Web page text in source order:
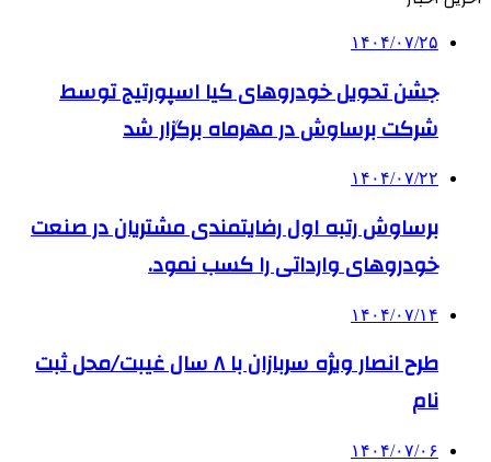
۱۴۰۴/۰۷/۲۵
جشن تحویل خودروهای کیا اسپورتیج توسط
شرکت برساوش در مهرماه برگزار شد
۱۴۰۴/۰۷/۲۲
برساوش رتبه اول رضایتمندی مشتریان در صنعت
خودروهای وارداتی را کسب نمود.
۱۴۰۴/۰۷/۱۴
طرح انصار ویژه سربازان با ۸ سال غیبت/محل ثبت
نام
۱۴۰۴/۰۷/۰۶